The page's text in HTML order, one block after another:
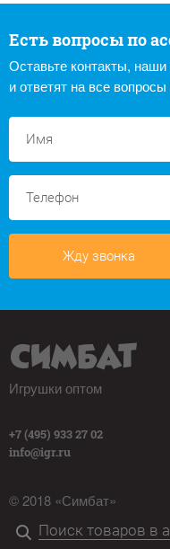
Есть вопросы по
Оставьте контакты,
и ответят на все вопросы
Жду звонка
Игрушки оптом
+7 (495) 933 27 02
info@igr.ru
© 2018 «Симбат»